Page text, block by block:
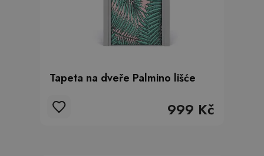
Tapeta na dveře Palmino lišće
999 Kč